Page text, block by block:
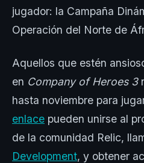
jugador: la Campaña
Operación del Norte de
Aquellos que estén
en Company of Heroes 3
hasta noviembre para
enlace pueden unirse al
de la comunidad Relic,
Development, y obtener